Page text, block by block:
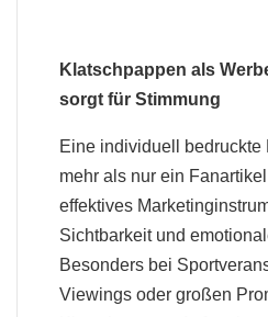
Klatschpappen als
sorgt für Stimmung
Eine individuell bedruckte
mehr als nur ein
effektives
Sichtbarkeit und
Besonders bei
Viewings oder großen